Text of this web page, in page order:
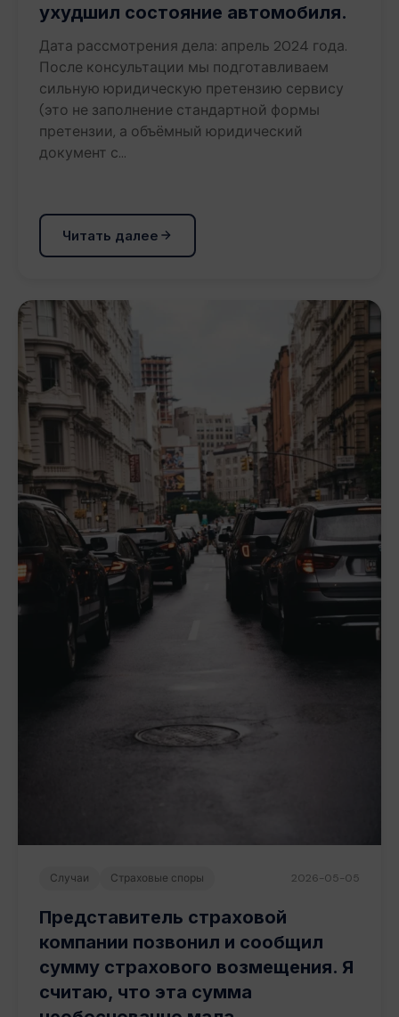
ухудшил состояние автомобиля.
Дата рассмотрения дела: апрель 2024 года.
После консультации мы подготавливаем
сильную юридическую претензию сервису
(это не заполнение стандартной формы
претензии, а объёмный юридический
документ с…
Читать далее
Случаи Страховые споры 2026-05-05
Представитель страховой
компании позвонил и сообщил
сумму страхового возмещения. Я
считаю, что эта сумма